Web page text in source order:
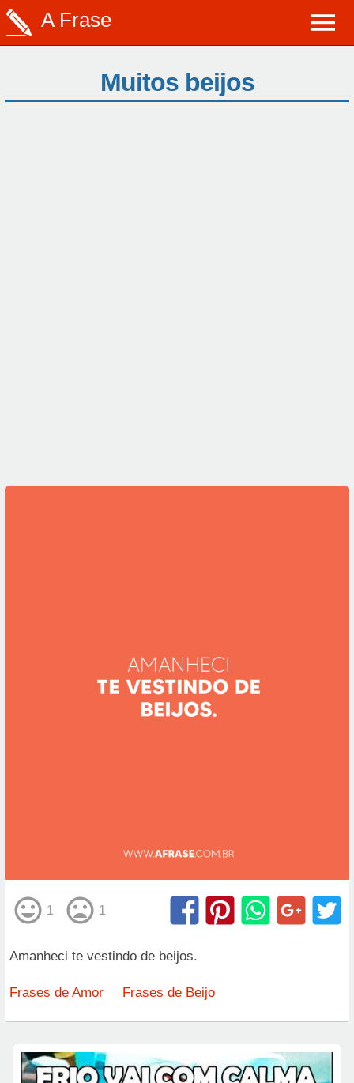
A Frase
Muitos beijos
1 1
Amanheci te vestindo de beijos.
Frases de Amor Frases de Beijo